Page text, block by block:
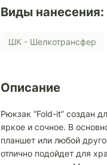
Виды нанесения:
ШК - Шелкотрансфер
Описание
Рюкзак “Fold-it” создан
яркое и сочное. В
планшет или любой
отлично подойдет для